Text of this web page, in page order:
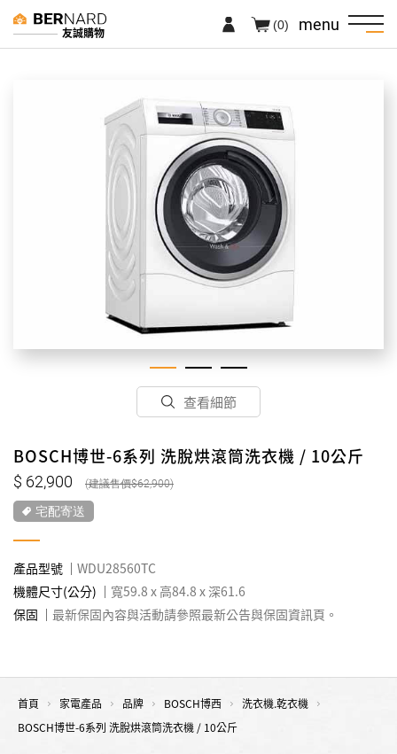
友誠購物 menu
(0)
查看細節
BOSCH博世-6系列 洗脫烘滾筒洗衣機 / 10公斤
62,900 62,900
宅配寄送
產品型號
WDU28560TC
機體尺寸(公分)
寬59.8 x 高84.8 x 深61.6
保固
最新保固內容與活動請參照最新公告與保固資訊頁。
首頁 家電產品 品牌 BOSCH博西
洗衣機.乾衣機
BOSCH博世-6系列 洗脫烘滾筒洗衣機 / 10公斤